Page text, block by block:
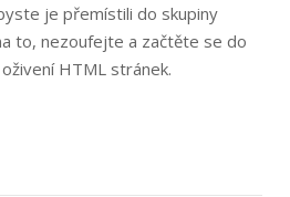
je přemístili do skupiny
to, nezoufejte a začtěte se do
HTML stránek.